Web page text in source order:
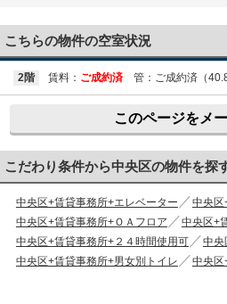
こちらの物件の空室状況
2階 賃料： ご成約済 管：ご成約済（
このページをメ
こだわり条件から中央区の物件を探
中央区+賃貸事務所+エレベーター
中央区
中央区+賃貸事務所+ＯＡフロア
中央区+
中央区+賃貸事務所+２４時間使用可
中央
中央区+賃貸事務所+男女別トイレ
中央区